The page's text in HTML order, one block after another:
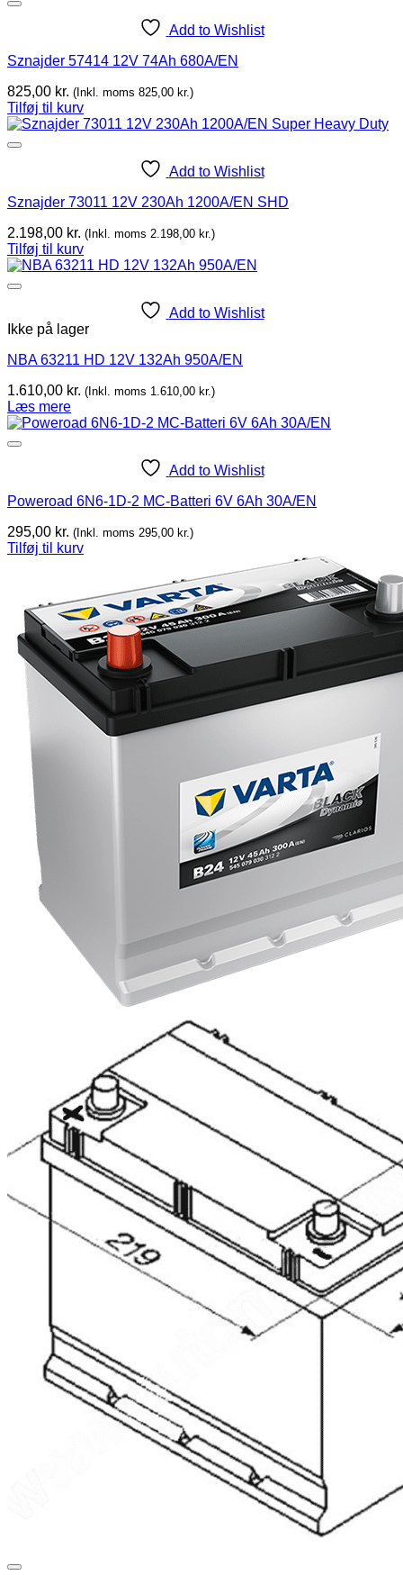
Add to Wishlist
Sznajder 57414 12V 74Ah 680A/EN
825,00 kr. (Inkl. moms 825,00 kr.)
Tilføj til kurv
Add to Wishlist
Sznajder 73011 12V 230Ah 1200A/EN SHD
2.198,00 kr. (Inkl. moms 2.198,00 kr.)
Tilføj til kurv
Add to Wishlist
Ikke på lager
NBA 63211 HD 12V 132Ah 950A/EN
1.610,00 kr. (Inkl. moms 1.610,00 kr.)
Læs mere
Add to Wishlist
Poweroad 6N6-1D-2 MC-Batteri 6V 6Ah 30A/EN
295,00 kr. (Inkl. moms 295,00 kr.)
Tilføj til kurv